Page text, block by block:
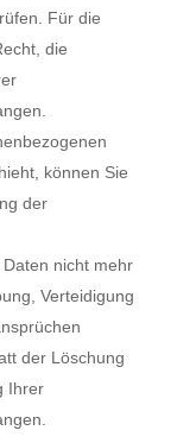
Für die
die
können Sie
der
nicht mehr
Verteidigung
der Löschung
Ihrer